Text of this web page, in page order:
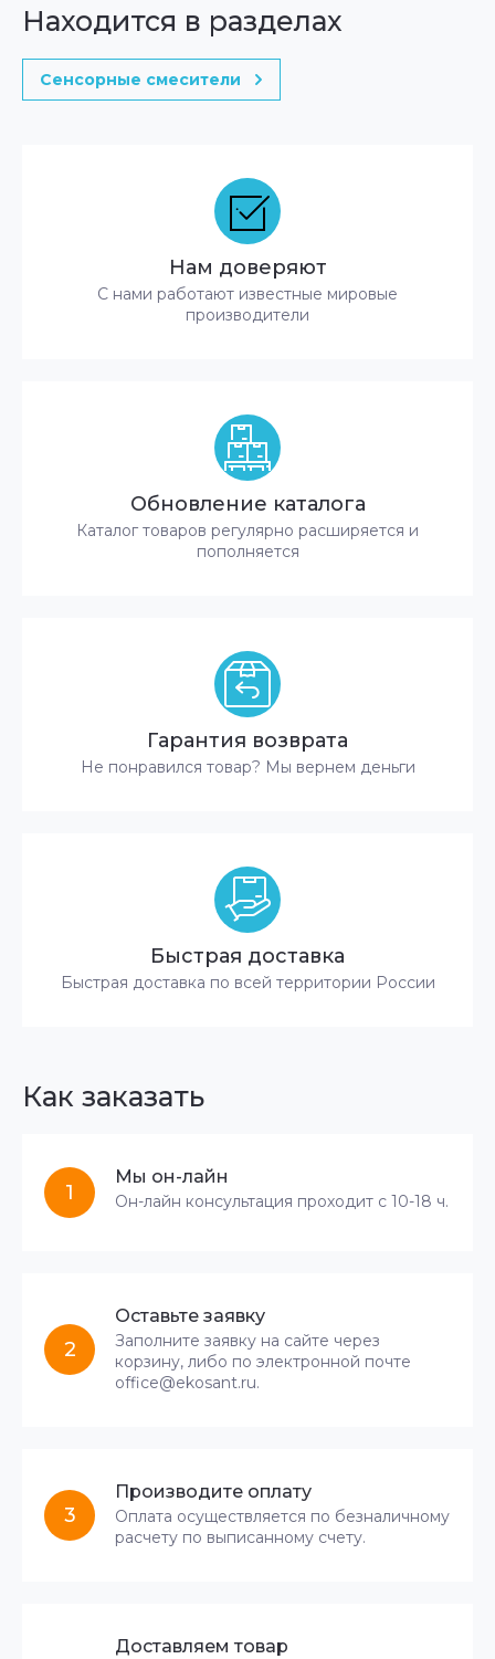
Находится в разделах
Сенсорные смесители
Нам доверяют
С нами работают известные мировые
производители
Обновление каталога
Каталог товаров регулярно расширяется и
пополняется
Гарантия возврата
Не понравился товар? Мы вернем деньги
Быстрая доставка
Быстрая доставка по всей территории России
Как заказать
1
Мы он-лайн
Он-лайн консультация проходит с 10-18 ч.
2
Оставьте заявку
Заполните заявку на сайте через
корзину, либо по электронной почте
office@ekosant.ru.
3
Производите оплату
Оплата осуществляется по безналичному
расчету по выписанному счету.
Доставляем товар